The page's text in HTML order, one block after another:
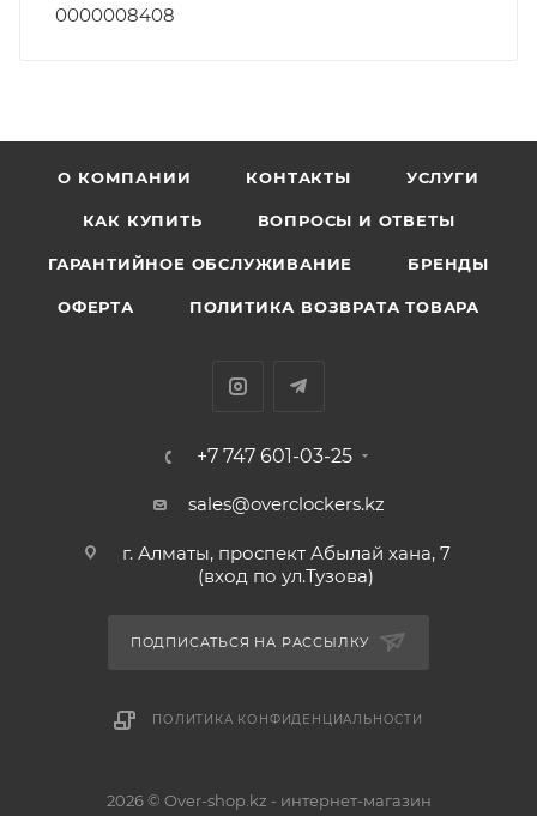
0000008408
О КОМПАНИИ КОНТАКТЫ УСЛУГИ
КАК КУПИТЬ ВОПРОСЫ И ОТВЕТЫ
ГАРАНТИЙНОЕ ОБСЛУЖИВАНИЕ БРЕНДЫ
ОФЕРТА ПОЛИТИКА ВОЗВРАТА ТОВАРА
+7 747 601-03-25
sales@overclockers.kz
г. Алматы, проспект Абылай хана, 7
(вход по ул.Тузова)
ПОДПИСАТЬСЯ НА РАССЫЛКУ
ПОЛИТИКА КОНФИДЕНЦИАЛЬНОСТИ
2026 © Over-shop.kz - интернет-магазин